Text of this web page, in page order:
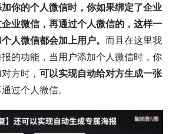
你的个人微信时，你如果绑定了企业
业微信，再通过个人微信的，这样一
人微信都会加上用户。 而且在这里我
的功能，当用户添加个人微信时，你
方时， 可以实现自动给对方生成一张
通过个人微信。